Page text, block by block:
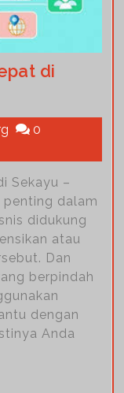
di
0
Sekayu –
dalam
didukung
atau
Dan
berpindah
dengan
Anda